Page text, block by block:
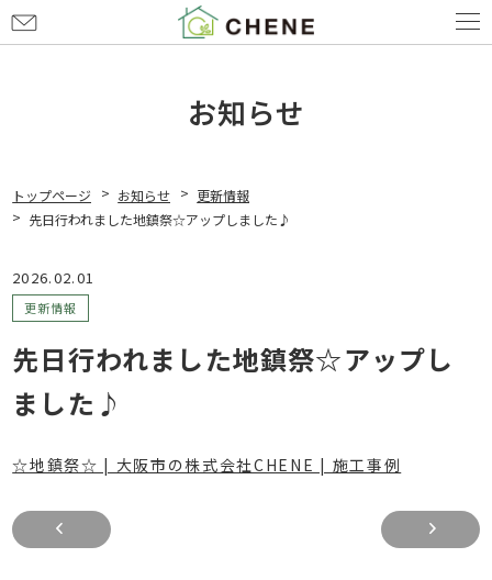
問
お知らせ
トップページ お知らせ
更新情報
先日行われました地鎮祭☆アップしました♪
2026.02.01
更新情報
先日行われました地鎮祭☆アップし
ました♪
☆地鎮祭☆ | 大阪市の株式会社CHENE | 施工事例